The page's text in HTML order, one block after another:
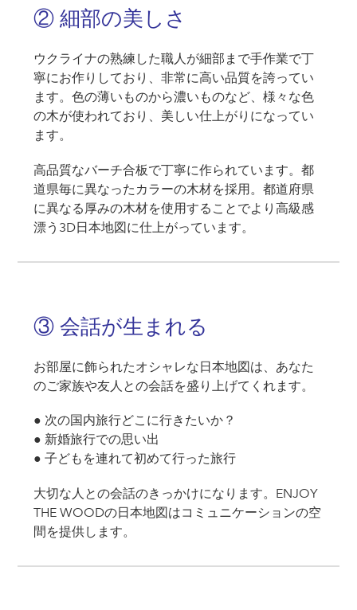
② 細部の美しさ
ウクライナの熟練した職人が細部まで手作業で丁
寧にお作りしており、非常に高い品質を誇ってい
ます。色の薄いものから濃いものなど、様々な色
の木が使われており、美しい仕上がりになってい
ます。
高品質なバーチ合板で丁寧に作られています。都
道県毎に異なったカラーの木材を採用。都道府県
に異なる厚みの木材を使用することでより高級感
漂う3D日本地図に仕上がっています。
③ 会話が生まれる
お部屋に飾られたオシャレな日本地図は、あなた
のご家族や友人との会話を盛り上げてくれます。
● 次の国内旅行どこに行きたいか？
● 新婚旅行での思い出
● 子どもを連れて初めて行った旅行
大切な人との会話のきっかけになります。ENJOY
THE WOODの日本地図はコミュニケーションの空
間を提供します。